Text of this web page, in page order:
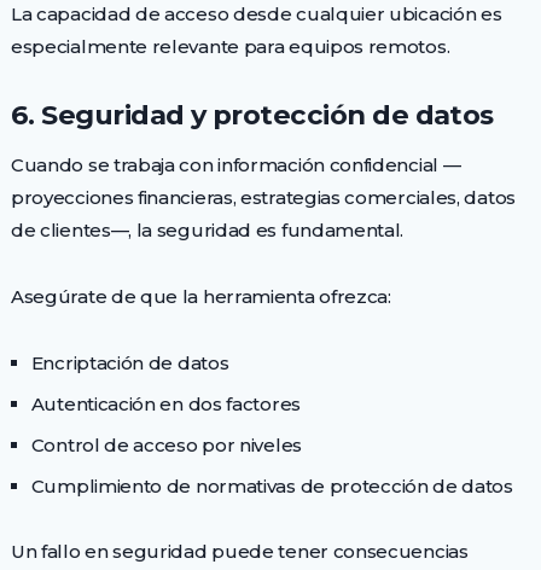
La capacidad de acceso desde cualquier ubicación es
especialmente relevante para equipos remotos.
6. Seguridad y protección de datos
Cuando se trabaja con información confidencial —
proyecciones financieras, estrategias comerciales, datos
de clientes—, la seguridad es fundamental.
Asegúrate de que la herramienta ofrezca:
Encriptación de datos
Autenticación en dos factores
Control de acceso por niveles
Cumplimiento de normativas de protección de datos
Un fallo en seguridad puede tener consecuencias